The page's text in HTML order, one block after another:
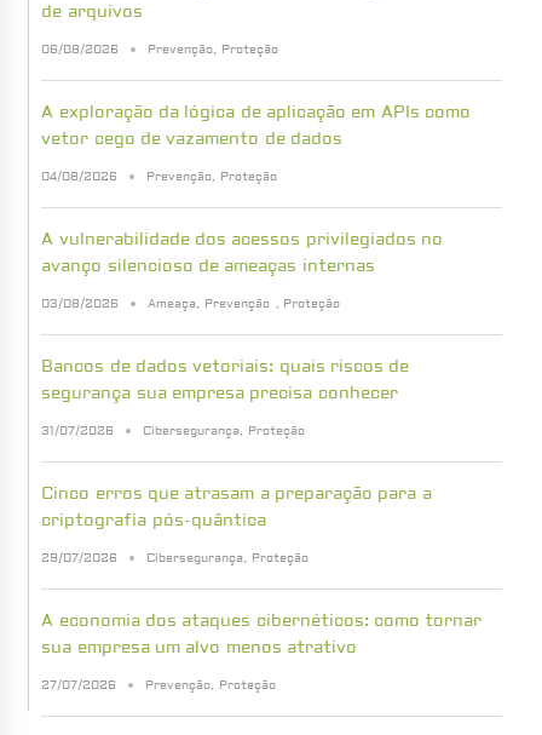
de arquivos
06/08/2026 Prevenção, Proteção
A exploração da lógica de aplicação em APIs como
vetor cego de vazamento de dados
04/08/2026 Prevenção, Proteção
A vulnerabilidade dos acessos privilegiados no
avanço silencioso de ameaças internas
03/08/2026 Ameaça, Prevenção , Proteção
Bancos de dados vetoriais: quais riscos de
segurança sua empresa precisa conhecer
31/07/2026 Cibersegurança, Proteção
Cinco erros que atrasam a preparação para a
criptografia pós-quântica
29/07/2026 Cibersegurança, Proteção
A economia dos ataques cibernéticos: como tornar
sua empresa um alvo menos atrativo
27/07/2026 Prevenção, Proteção